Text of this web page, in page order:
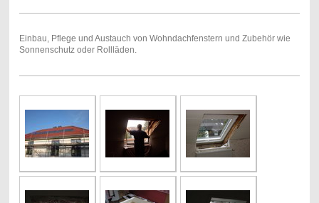
Einbau, Pflege und Austauch von Wohndachfenstern und Zubehör wie
Sonnenschutz oder Rollläden.